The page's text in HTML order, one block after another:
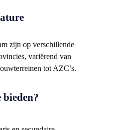
zijn op verschillende
variërend van
tot AZC’s.